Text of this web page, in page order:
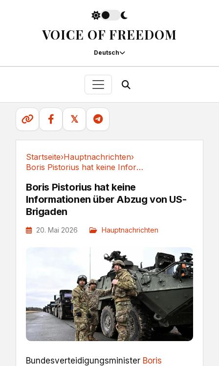
VOICE OF FREEDOM
Deutsch
𝕏
Startseite›Hauptnachrichten›
Boris Pistorius hat keine Informationen über...
Boris Pistorius hat keine
Informationen über Abzug von US-
Brigaden
20. Mai 2026 Hauptnachrichten
Bundesverteidigungsminister Boris